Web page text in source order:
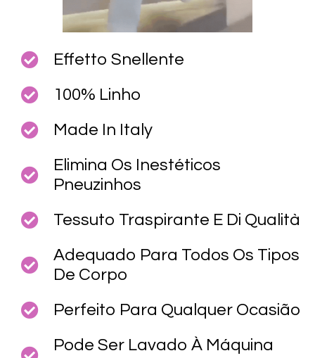
Effetto Snellente
100% Linho
Made In Italy
Elimina Os Inestéticos
Pneuzinhos
Tessuto Traspirante E Di Qualità
Adequado Para Todos Os Tipos
De Corpo
Perfeito Para Qualquer Ocasião
Pode Ser Lavado À Máquina